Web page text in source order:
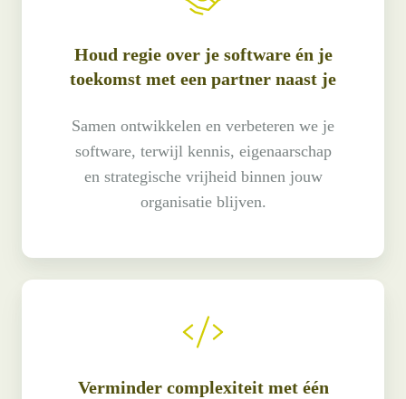
Houd regie over je software én je
toekomst met een partner naast je
Samen ontwikkelen en verbeteren we je
software, terwijl kennis, eigenaarschap
en strategische vrijheid binnen jouw
organisatie blijven.
Verminder complexiteit met één